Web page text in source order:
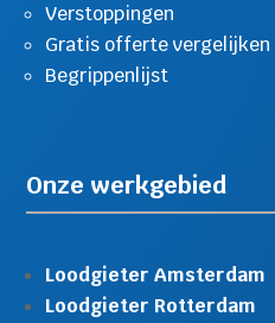
Verstoppingen
Gratis offerte vergelijken
Begrippenlijst
Onze werkgebied
Loodgieter Amsterdam
Loodgieter Rotterdam